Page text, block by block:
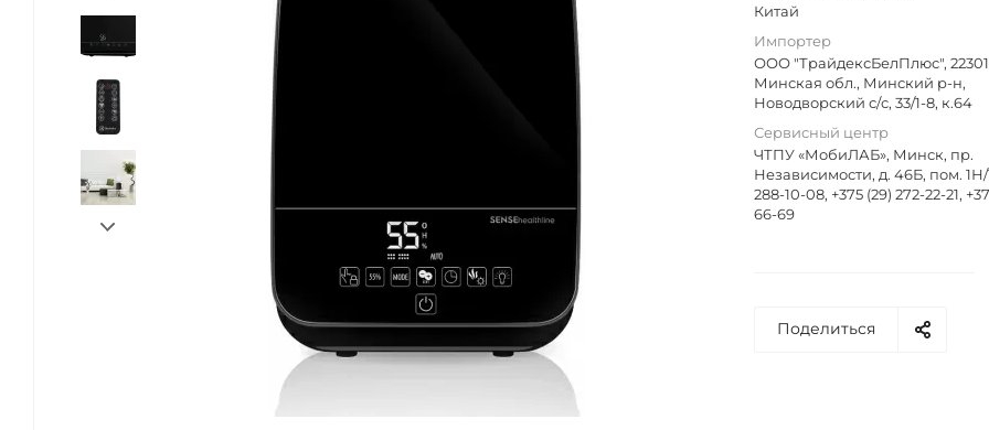
Китай
Импортер
ООО "ТрайдексБелПлюс",
Минская обл., Минский р-н,
Новодворский с/с, 33/1-8, к.64
Сервисный центр
ЧТПУ «МобиЛАБ», Минск, пр.
Независимости, д. 46Б, пом. 1Н/
288-10-08, +375 (29) 272-22-21,
66-69
Поделиться